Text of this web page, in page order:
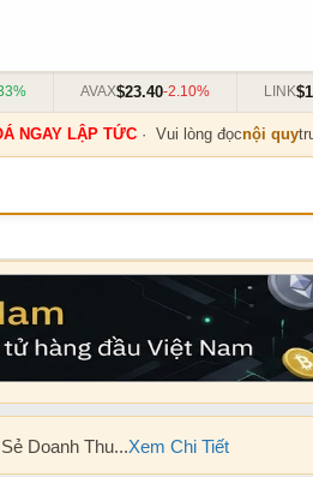
AVAX$23.40-2.10% LINK
NGAY LẬP TỨC· Vui lòng đọcnội quy
Doanh Thu...Xem Chi Tiết